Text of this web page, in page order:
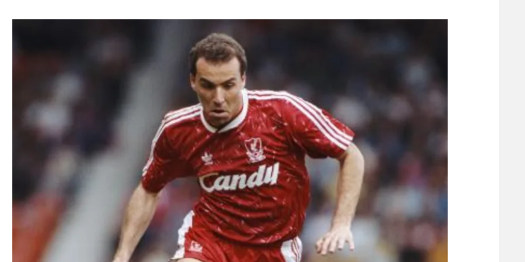
תקנון עבור פעילות ספורט 1 – "מרלן"
מדיניות פרטיות
תקנון פעילות ספורט 1
רשיון להקרנה פומבית לבית עסק
הצטרפות לחבילת הערוצים
הפועל תל אביב
הפועל באר שבע
מכבי נתניה
בני יהודה
ליגה סינית